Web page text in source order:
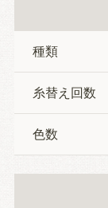
種類
糸替え回数
色数